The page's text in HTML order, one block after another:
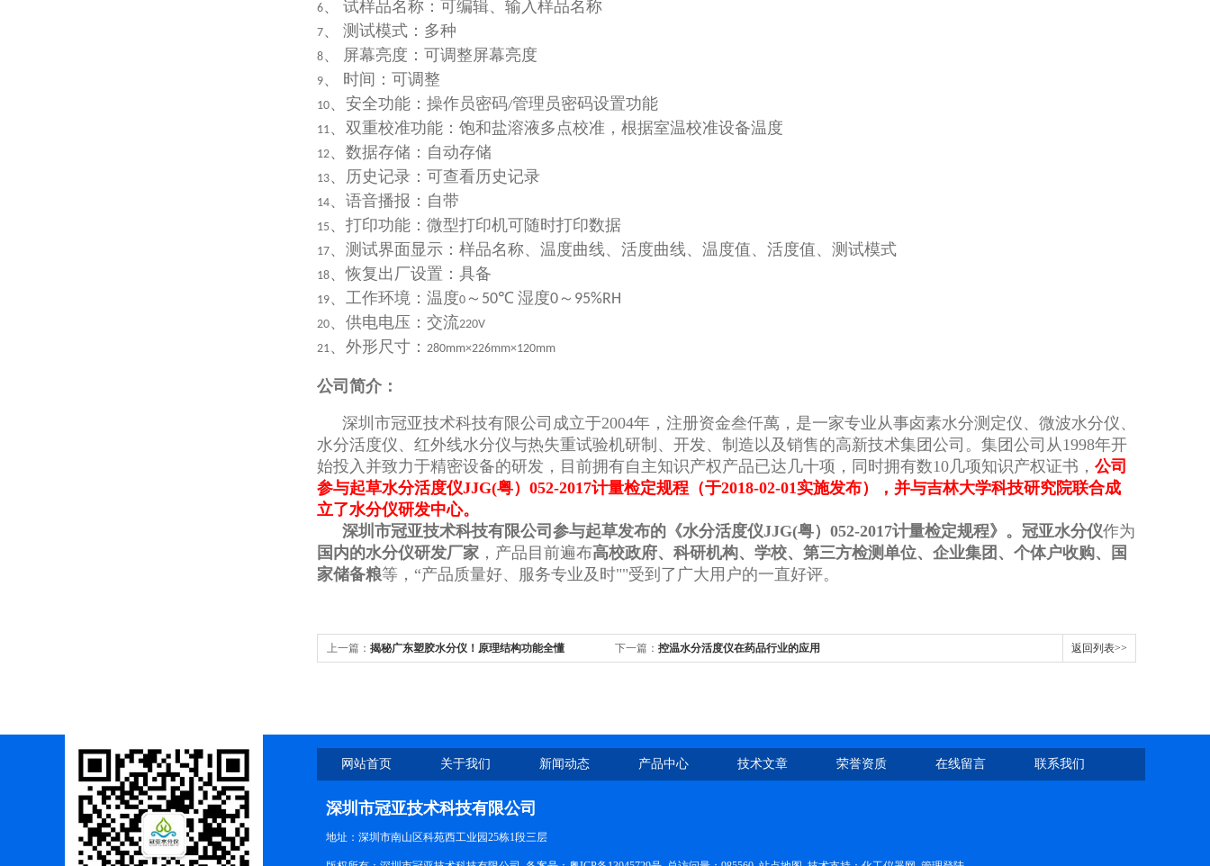
6、 试样品名称：可编辑、输入样品名称
7、 测试模式：多种
8、 屏幕亮度：可调整屏幕亮度
9、 时间：可调整
10、安全功能 ： 操作员密码/管理员密码设置功能
11、双重校准功能 ：饱和盐溶液多点校准，根据室温校准设备温度
12、数据存储 ：自动存储
13、历史记录 ：可查看历史记录
14、语音播报 ：自带
15、打印功能 ：微型打印机可随时打印数据
17、测试界面显示 ：样品名称、温度曲线、活度曲线、温度值、活度值、测试模式
18、恢复出厂设置 ：具备
19、工作环境 ： 温度0 ～ 50℃ 湿度0～ 95%RH
20、供电电压 ： 交流220V
21、外形尺寸 ： 280mm×226mm×120mm
公司简介：
深圳市冠亚技术科技有限公司成立于2004年，注册资金叁仟萬，是一家专业从事卤素水分测定仪、微波水分仪、
水分活度仪、红外线水分仪与热失重试验机研制、开发、制造以及销售的高新技术集团公司。集团公司从1998年开
始投入并致力于精密设备的研发，目前拥有自主知识产权产品已达几十项，同时拥有数10几项知识产权证书， 公司
参与起草水分活度仪JJG(粤）052-2017计量检定规程（于2018-02-01实施发布），并与吉林大学科技研究院联合成
立了水分仪研发中心。
深圳市冠亚技术科技有限公司 参与起草发布的《水分活度仪JJG(粤）052-2017计量检定规程》。 冠亚水分仪作为
国内的水分仪研发厂家 ，产品目前遍布高校政府、科研机构、学校、第三方检测单位、企业集团、个体户收购、国
家储备粮等，“产品质量好、服务专业及时""受到了广大用户的一直好评。
上一篇： 揭秘广东塑胶水分仪！原理结构功能全懂 下一篇： 控温水分活度仪在药品行业的应用 返回列表>>
网站首页 关于我们 新闻动态 产品中心 技术文章 荣誉资质 在线留言 联系我们
深圳市冠亚技术科技有限公司
地址：深圳市南山区科苑西工业园25栋1段三层